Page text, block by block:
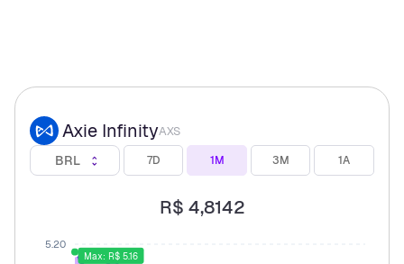
Axie InfinityAXS
BRL 7D 1M 3M 1A
R$ 4,8142
5.20
Max: R$ 5.16